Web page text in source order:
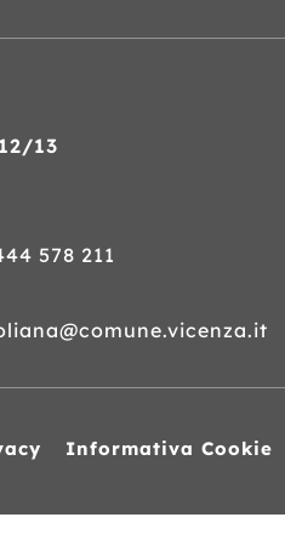
13
578 211
Informativa Cookie